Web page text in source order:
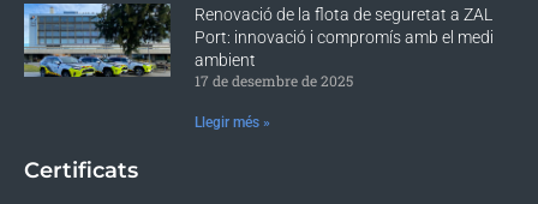
Renovació de la flota de seguretat a ZAL
Port: innovació i compromís amb el medi
ambient
17 de desembre de 2025
Llegir més »
Certificats